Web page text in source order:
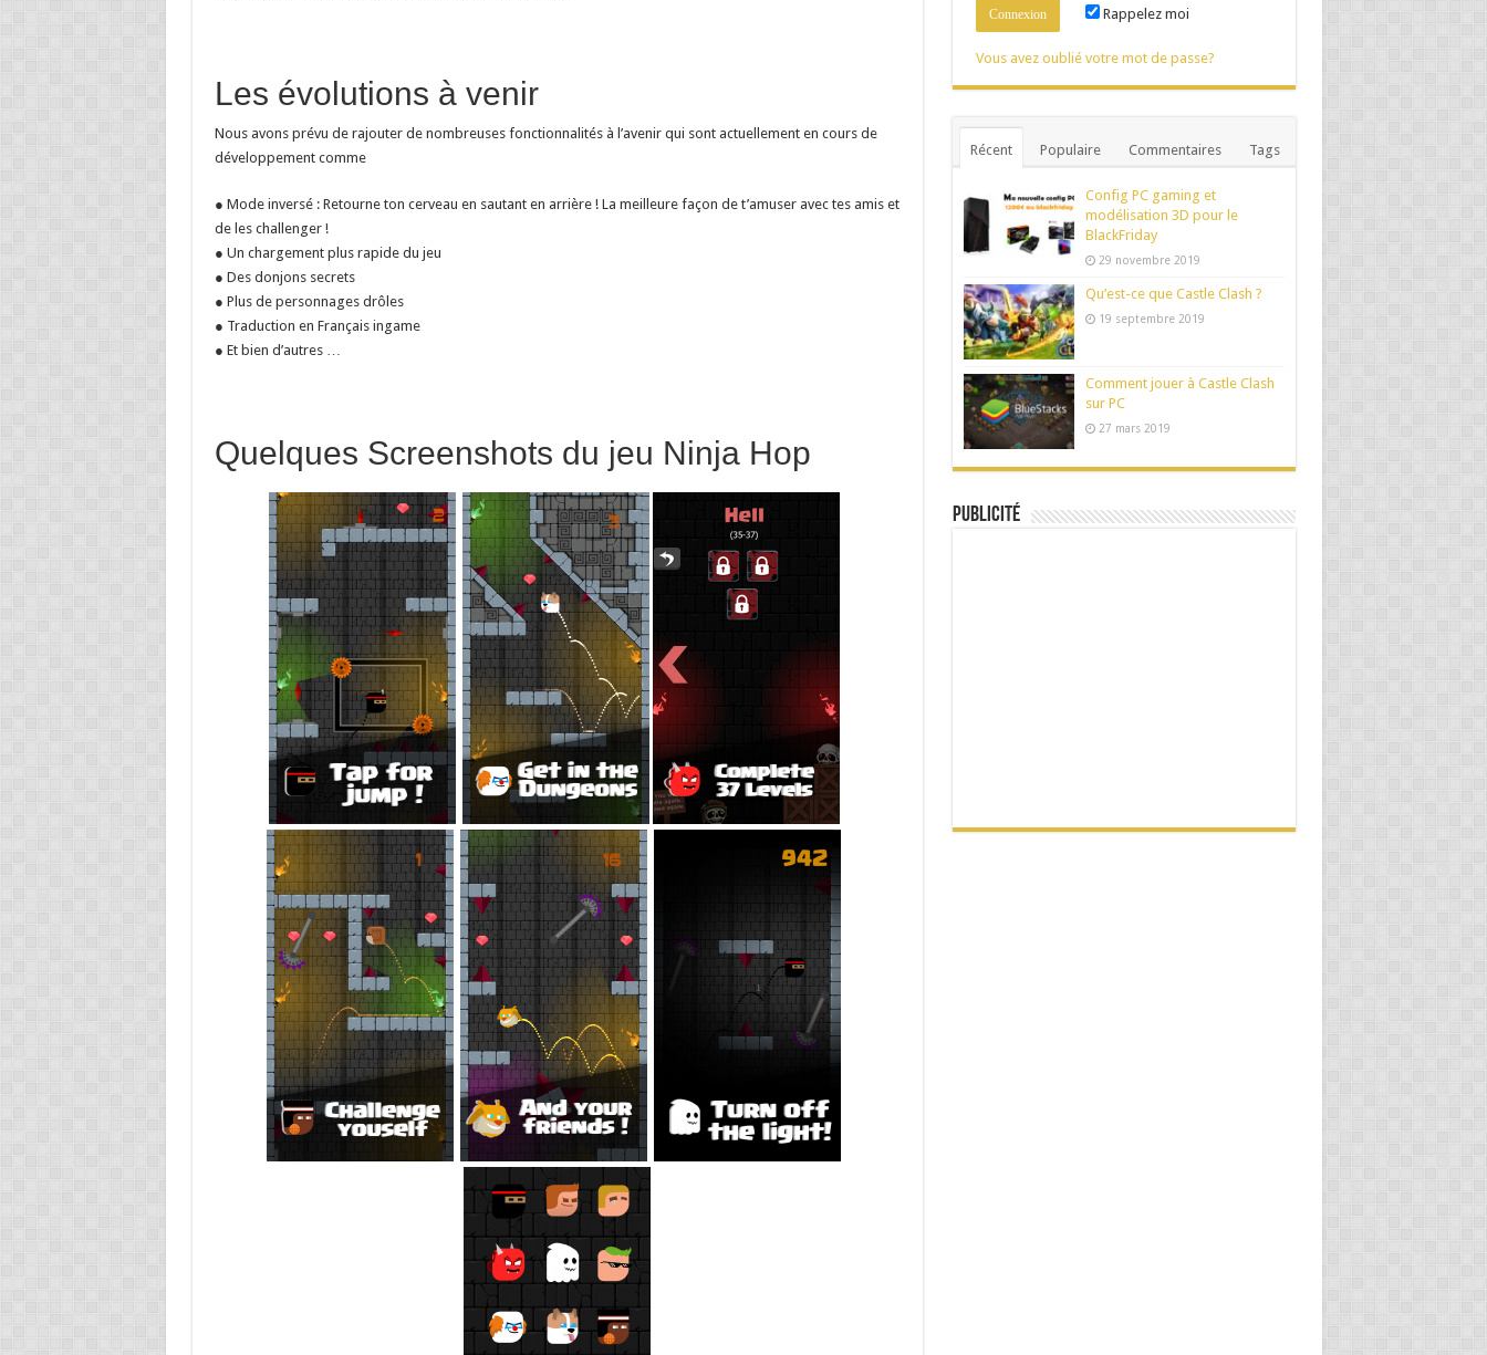
Les évolutions à venir
Nous avons prévu de rajouter de nombreuses fonctionnalités à l’avenir qui sont actuellement en cours de
développement comme
● Mode inversé : Retourne ton cerveau en sautant en arrière ! La meilleure façon de t’amuser avec tes amis et
de les challenger !
● Un chargement plus rapide du jeu
● Des donjons secrets
● Plus de personnages drôles
● Traduction en Français ingame
● Et bien d’autres …
Quelques Screenshots du jeu Ninja Hop
Rappelez moi
Vous avez oublié votre mot de passe?
Récent Populaire Commentaires Tags
Config PC gaming et
modélisation 3D pour le
BlackFriday
29 novembre 2019
Qu’est-ce que Castle Clash ?
19 septembre 2019
Comment jouer à Castle Clash
sur PC
27 mars 2019
Publicité